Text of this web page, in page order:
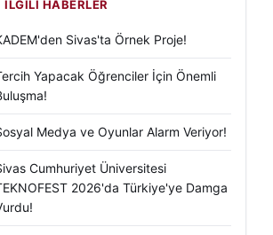
İLGILI HABERLER
Sivas'ta Örnek Proje!
Yapacak Öğrenciler İçin Önemli
Medya ve Oyunlar Alarm Veriyor!
Cumhuriyet Üniversitesi
2026'da Türkiye'ye Damga